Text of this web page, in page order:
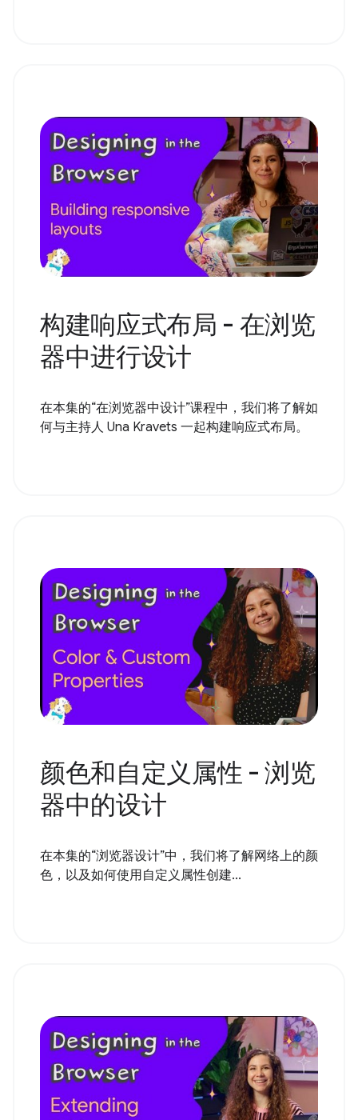
构建响应式布局 - 在浏览
器中进行设计
在本集的“在浏览器中设计”课程中，我们将了解如
何与主持人 Una Kravets 一起构建响应式布局。
颜色和自定义属性 - 浏览
器中的设计
在本集的“浏览器设计”中，我们将了解网络上的颜
色，以及如何使用自定义属性创建...